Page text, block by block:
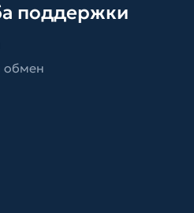
поддержки
обмен